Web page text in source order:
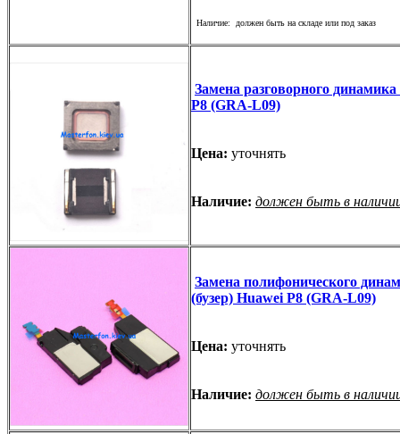
Наличие: должен быть на складе или под заказ
Замена разговорного
P8 (GRA-L09)
Цена: уточнять
Наличие: должен быть в
Замена полифонического
(бузер) Huawei P8 (GRA-L09)
Цена: уточнять
Наличие: должен быть в